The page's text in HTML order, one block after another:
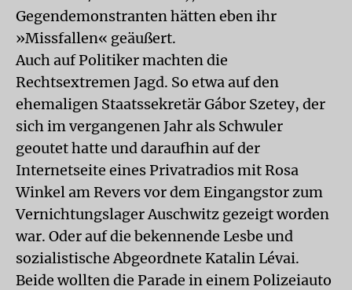
Gegendemonstranten hätten eben ihr
»Missfallen« geäußert.
Auch auf Politiker machten die
Rechtsextremen Jagd. So etwa auf den
ehemaligen Staatssekretär Gábor Szetey, der
sich im vergangenen Jahr als Schwuler
geoutet hatte und daraufhin auf der
Internetseite eines Privatradios mit Rosa
Winkel am Revers vor dem Eingangstor zum
Vernichtungslager Auschwitz gezeigt worden
war. Oder auf die bekennende Lesbe und
sozialistische Abgeordnete Katalin Lévai.
Beide wollten die Parade in einem Polizeiauto